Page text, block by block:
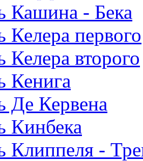
Кашина - Бека
Келера первого
Келера второго
Кенига
Де Кервена
Кинбека
Клиппеля -